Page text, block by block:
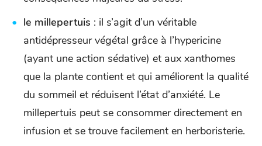
le millepertuis : il s’agit d’un véritable
antidépresseur végétal grâce à l’hypericine
(ayant une action sédative) et aux xanthomes
que la plante contient et qui améliorent la qualité
du sommeil et réduisent l’état d’anxiété. Le
millepertuis peut se consommer directement en
infusion et se trouve facilement en herboristerie.